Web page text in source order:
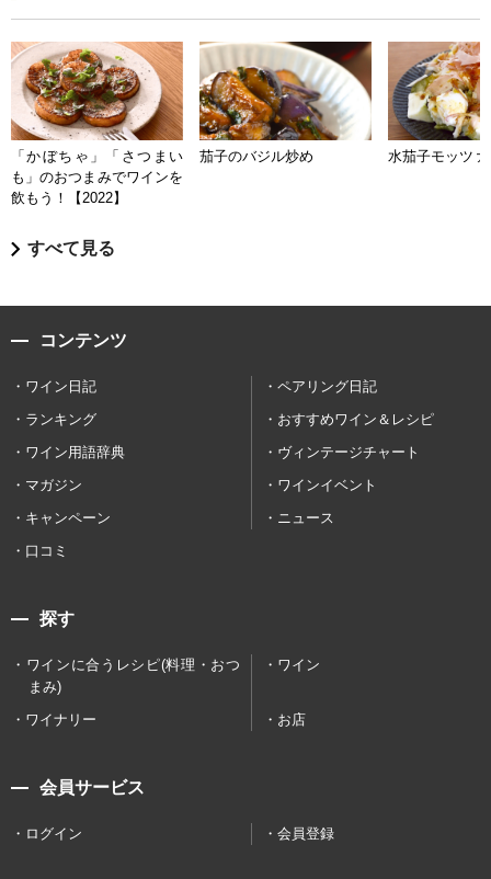
「かぼちゃ」「さつまい
も」のおつまみでワインを
飲もう！【2022】
茄子のバジル炒め 水茄子モッツァ
すべて見る
コンテンツ
ワイン日記
ペアリング日記
ランキング
おすすめワイン＆レシピ
ワイン用語辞典
ヴィンテージチャート
マガジン
ワインイベント
キャンペーン
ニュース
口コミ
探す
ワインに合うレシピ(料理・おつ
まみ)
ワイン
ワイナリー お店
会員サービス
ログイン 会員登録